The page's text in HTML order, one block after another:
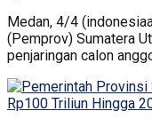
Medan, 4/4
(Pemprov) Sumatera
penjaringan calon